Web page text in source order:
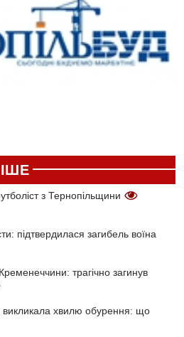
з Тернопільщини
підтвердилася загибель воїна
трагічно загинув
хвилю обурення: що